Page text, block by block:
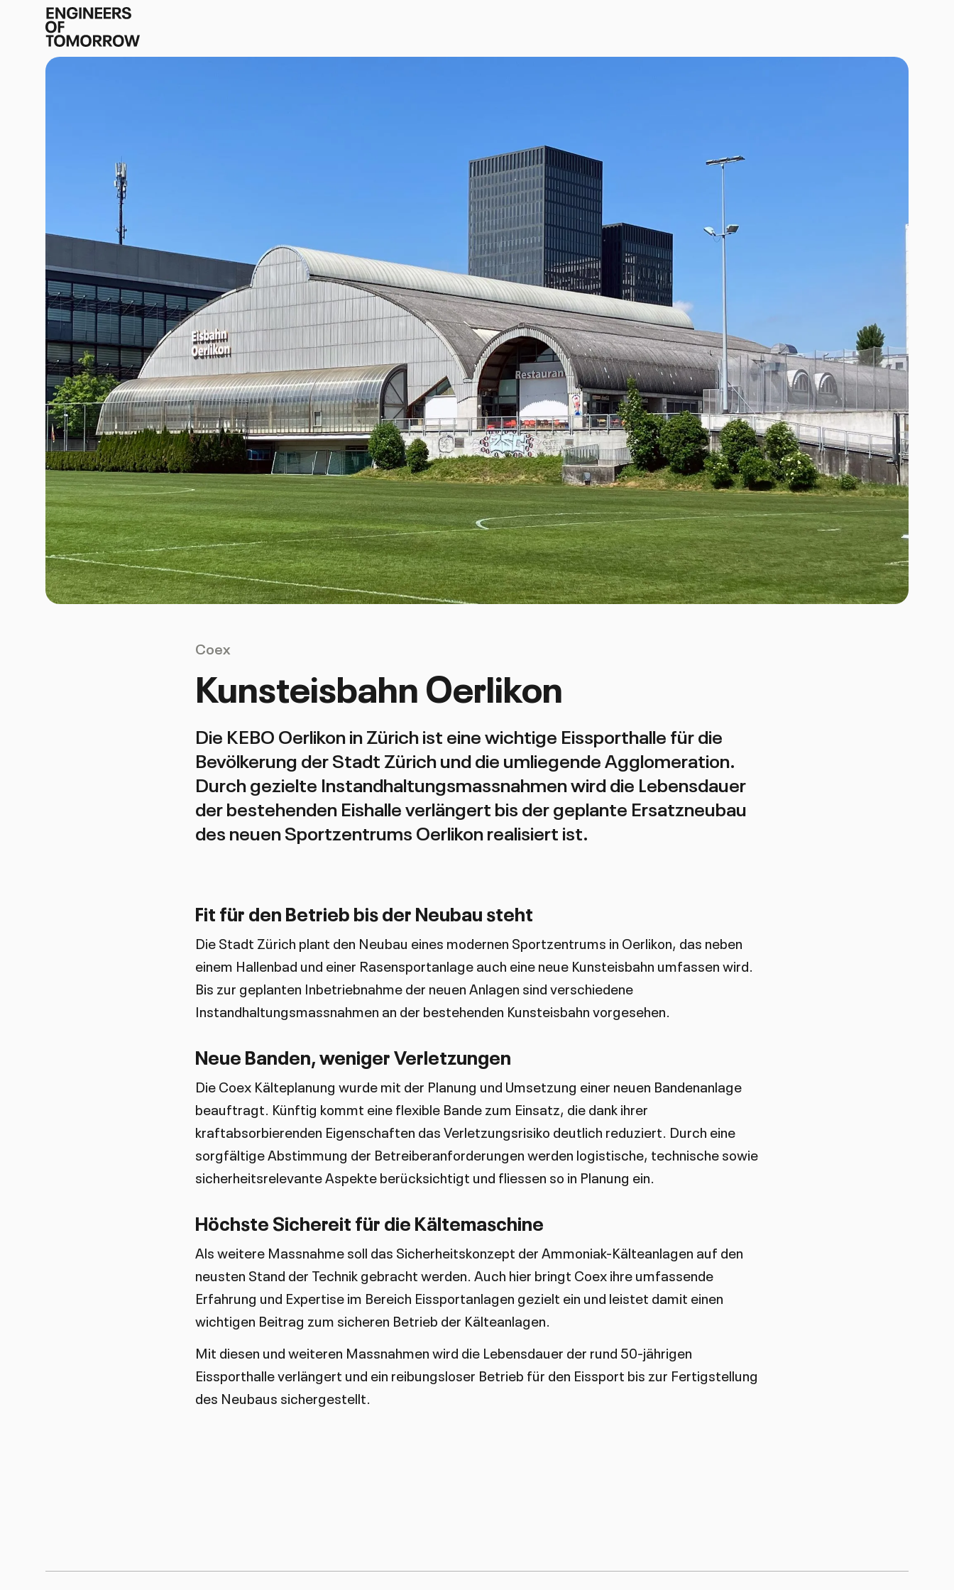
Coex
Kunsteisbahn Oerlikon
Die KEBO Oerlikon in Zürich ist eine wichtige Eissporthalle für die
Bevölkerung der Stadt Zürich und die umliegende Agglomeration.
Durch gezielte Instandhaltungsmassnahmen wird die Lebensdauer
der bestehenden Eishalle verlängert bis der geplante Ersatzneubau
des neuen Sportzentrums Oerlikon realisiert ist.
Fit für den Betrieb bis der Neubau steht
Die Stadt Zürich plant den Neubau eines modernen Sportzentrums in Oerlikon, das neben
einem Hallenbad und einer Rasensportanlage auch eine neue Kunsteisbahn umfassen wird.
Bis zur geplanten Inbetriebnahme der neuen Anlagen sind verschiedene
Instandhaltungsmassnahmen an der bestehenden Kunsteisbahn vorgesehen.
Neue Banden, weniger Verletzungen
Die Coex Kälteplanung wurde mit der Planung und Umsetzung einer neuen Bandenanlage
beauftragt. Künftig kommt eine flexible Bande zum Einsatz, die dank ihrer
kraftabsorbierenden Eigenschaften das Verletzungsrisiko deutlich reduziert. Durch eine
sorgfältige Abstimmung der Betreiberanforderungen werden logistische, technische sowie
sicherheitsrelevante Aspekte berücksichtigt und fliessen so in Planung ein.
Höchste Sichereit für die Kältemaschine
Als weitere Massnahme soll das Sicherheitskonzept der Ammoniak-Kälteanlagen auf den
neusten Stand der Technik gebracht werden. Auch hier bringt Coex ihre umfassende
Erfahrung und Expertise im Bereich Eissportanlagen gezielt ein und leistet damit einen
wichtigen Beitrag zum sicheren Betrieb der Kälteanlagen.
Mit diesen und weiteren Massnahmen wird die Lebensdauer der rund 50-jährigen
Eissporthalle verlängert und ein reibungsloser Betrieb für den Eissport bis zur Fertigstellung
des Neubaus sichergestellt.